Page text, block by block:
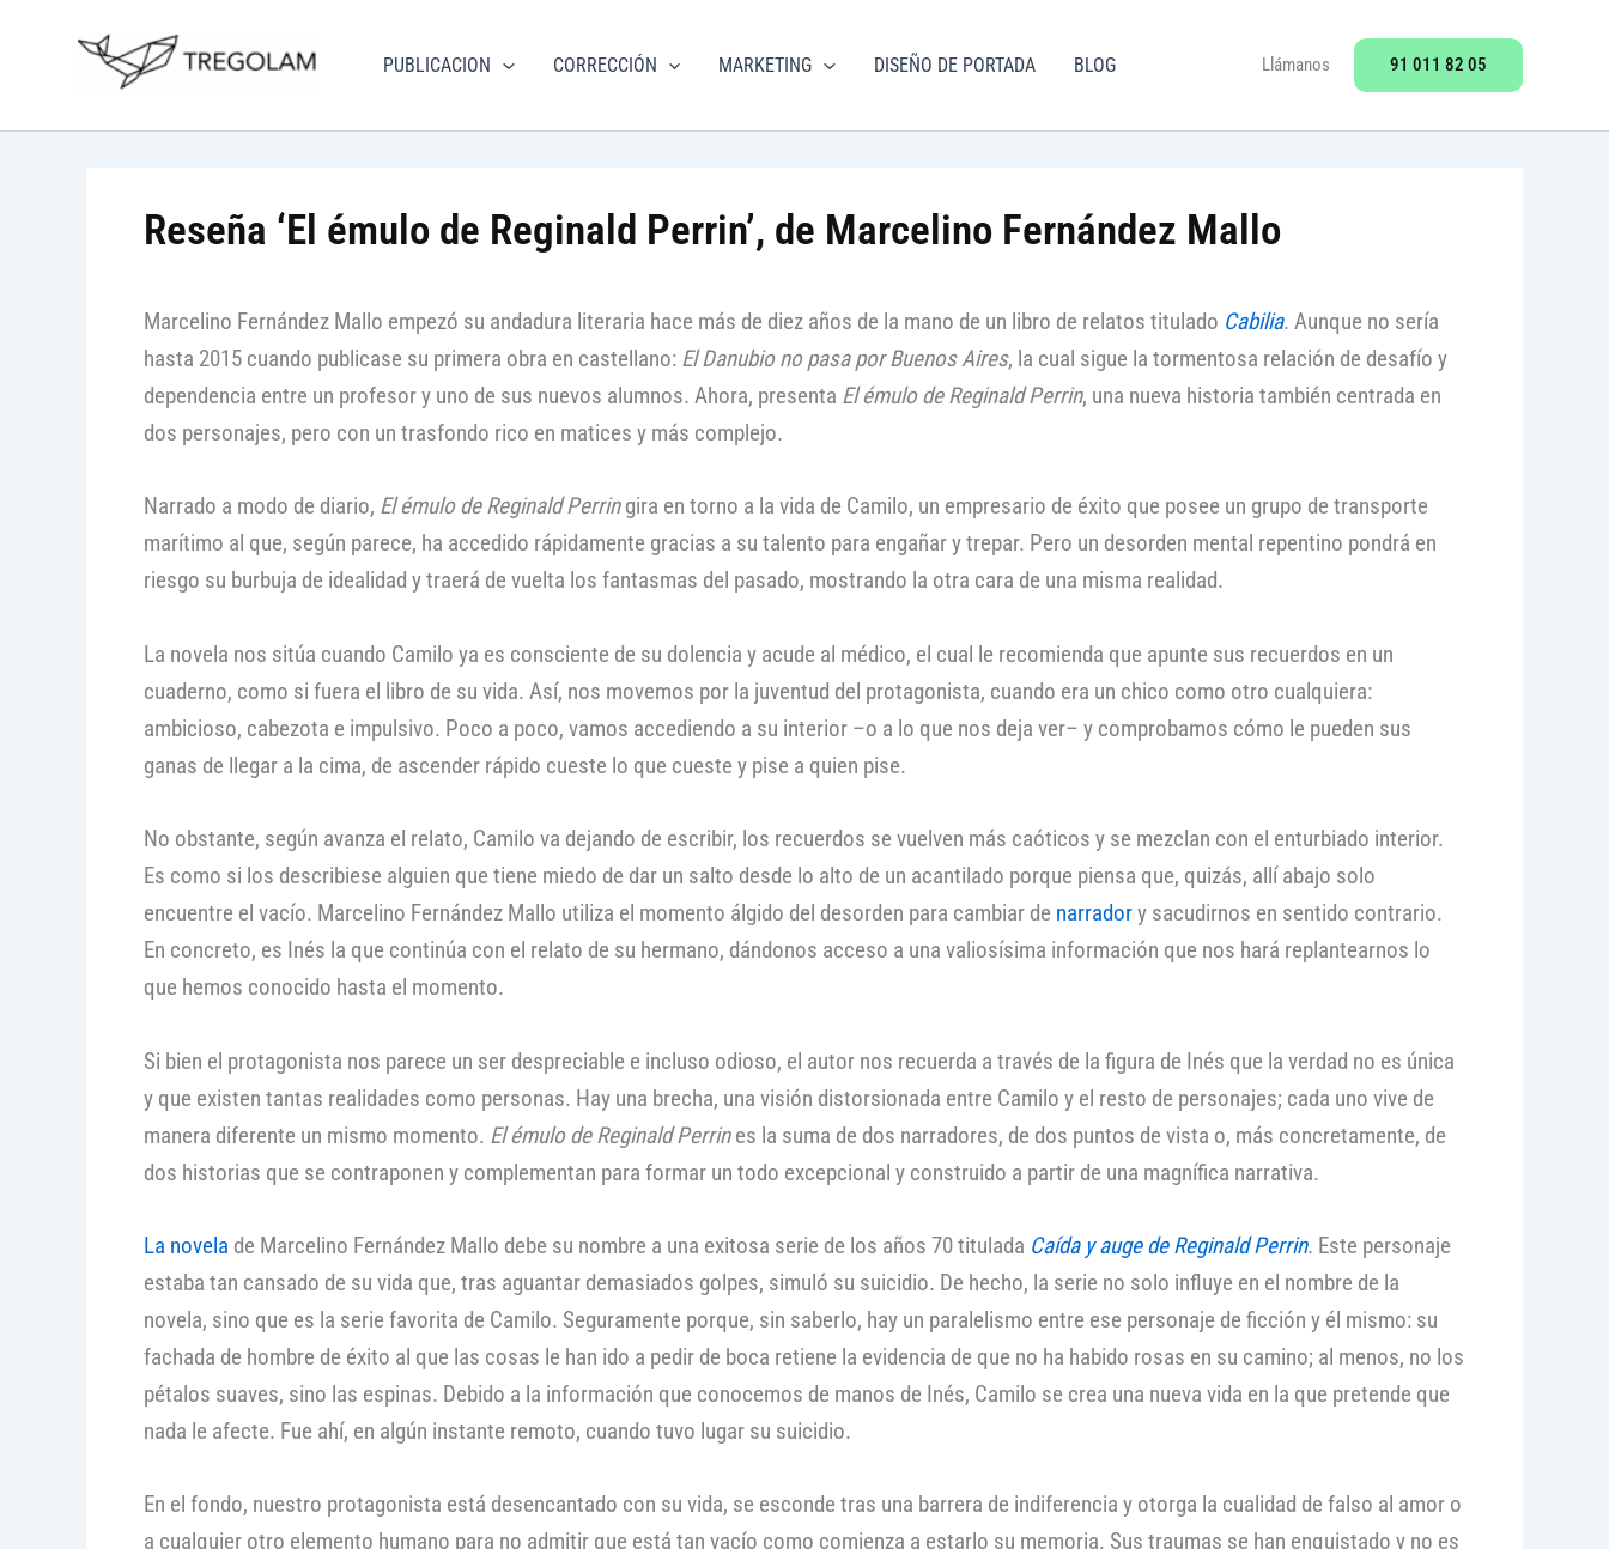
Visitar tregolam.com
PUBLICACION CORRECCIÓN MARKETING DISEÑO DE PORTADA BLOG Llámanos 91 011 82 05
Reseña ‘El émulo de Reginald Perrin’, de Marcelino Fernández Mallo
Marcelino Fernández Mallo empezó su andadura literaria hace más de diez años de la mano de un libro de relatos titulado Cabilia. Aunque no sería
hasta 2015 cuando publicase su primera obra en castellano: El Danubio no pasa por Buenos Aires, la cual sigue la tormentosa relación de desafío y
dependencia entre un profesor y uno de sus nuevos alumnos. Ahora, presenta El émulo de Reginald Perrin, una nueva historia también centrada en
dos personajes, pero con un trasfondo rico en matices y más complejo.
Narrado a modo de diario, El émulo de Reginald Perringira en torno a la vida de Camilo, un empresario de éxito que posee un grupo de transporte
marítimo al que, según parece, ha accedido rápidamente gracias a su talento para engañar y trepar. Pero un desorden mental repentino pondrá en
riesgo su burbuja de idealidad y traerá de vuelta los fantasmas del pasado, mostrando la otra cara de una misma realidad.
La novela nos sitúa cuando Camilo ya es consciente de su dolencia y acude al médico, el cual le recomienda que apunte sus recuerdos en un
cuaderno, como si fuera el libro de su vida. Así, nos movemos por la juventud del protagonista, cuando era un chico como otro cualquiera:
ambicioso, cabezota e impulsivo. Poco a poco, vamos accediendo a su interior –o a lo que nos deja ver– y comprobamos cómo le pueden sus
ganas de llegar a la cima, de ascender rápido cueste lo que cueste y pise a quien pise.
No obstante, según avanza el relato, Camilo va dejando de escribir, los recuerdos se vuelven más caóticos y se mezclan con el enturbiado interior.
Es como si los describiese alguien que tiene miedo de dar un salto desde lo alto de un acantilado porque piensa que, quizás, allí abajo solo
encuentre el vacío. Marcelino Fernández Mallo utiliza el momento álgido del desorden para cambiar de narradory sacudirnos en sentido contrario.
En concreto, es Inés la que continúa con el relato de su hermano, dándonos acceso a una valiosísima información que nos hará replantearnos lo
que hemos conocido hasta el momento.
Si bien el protagonista nos parece un ser despreciable e incluso odioso, el autor nos recuerda a través de la figura de Inés que la verdad no es única
y que existen tantas realidades como personas. Hay una brecha, una visión distorsionada entre Camilo y el resto de personajes; cada uno vive de
manera diferente un mismo momento. El émulo de Reginald Perrines la suma de dos narradores, de dos puntos de vista o, más concretamente, de
dos historias que se contraponen y complementan para formar un todo excepcional y construido a partir de una magnífica narrativa.
La novela de Marcelino Fernández Mallo debe su nombre a una exitosa serie de los años 70 titulada Caída y auge de Reginald Perrin. Este personaje
estaba tan cansado de su vida que, tras aguantar demasiados golpes, simuló su suicidio. De hecho, la serie no solo influye en el nombre de la
novela, sino que es la serie favorita de Camilo. Seguramente porque, sin saberlo, hay un paralelismo entre ese personaje de ficción y él mismo: su
fachada de hombre de éxito al que las cosas le han ido a pedir de boca retiene la evidencia de que no ha habido rosas en su camino; al menos, no los
pétalos suaves, sino las espinas. Debido a la información que conocemos de manos de Inés, Camilo se crea una nueva vida en la que pretende que
nada le afecte. Fue ahí, en algún instante remoto, cuando tuvo lugar su suicidio.
En el fondo, nuestro protagonista está desencantado con su vida, se esconde tras una barrera de indiferencia y otorga la cualidad de falso al amor o
a cualquier otro elemento humano para no admitir que está tan vacío como comienza a estarlo su memoria. Sus traumas se han enquistado y no es